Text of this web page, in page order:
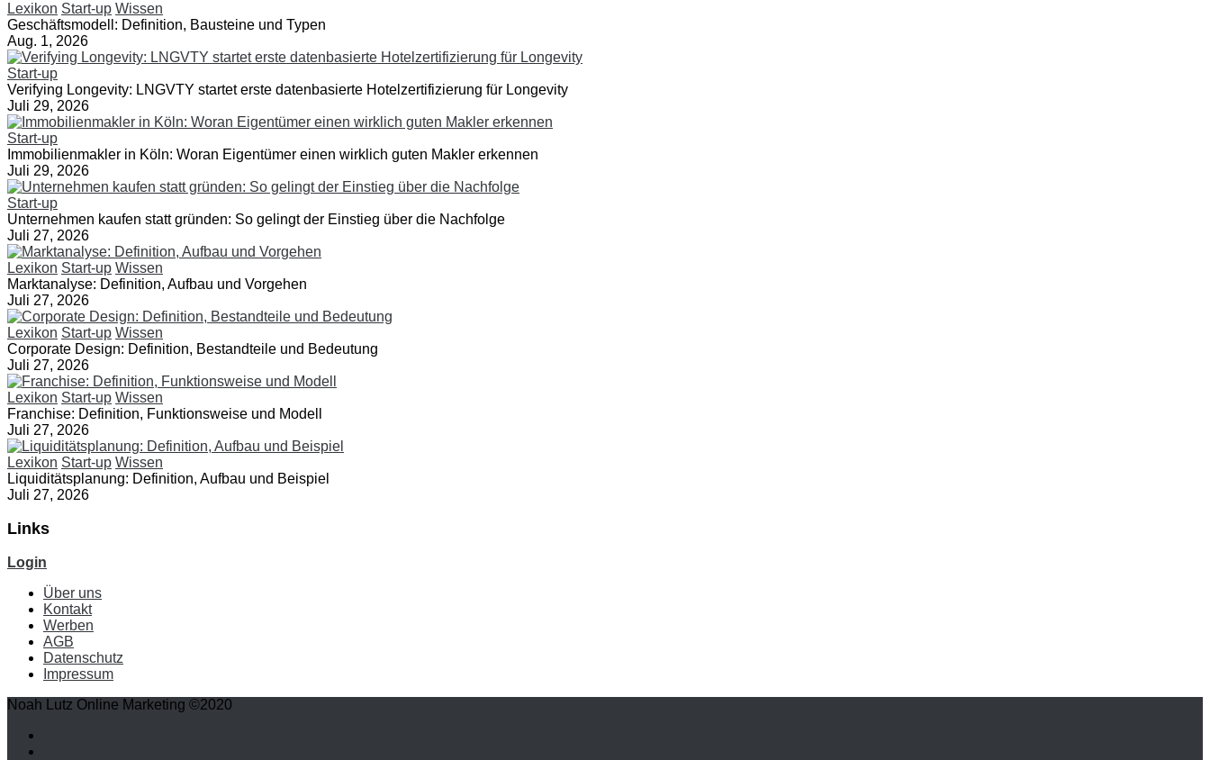
Lexikon Start-up Wissen
Geschäftsmodell: Definition, Bausteine und Typen
Aug. 1, 2026
Start-up
Verifying Longevity: LNGVTY startet erste datenbasierte Hotelzertifizierung für Longevity
Juli 29, 2026
Start-up
Immobilienmakler in Köln: Woran Eigentümer einen wirklich guten Makler erkennen
Juli 29, 2026
Start-up
Unternehmen kaufen statt gründen: So gelingt der Einstieg über die Nachfolge
Juli 27, 2026
Lexikon Start-up Wissen
Marktanalyse: Definition, Aufbau und Vorgehen
Juli 27, 2026
Lexikon Start-up Wissen
Corporate Design: Definition, Bestandteile und Bedeutung
Juli 27, 2026
Lexikon Start-up Wissen
Franchise: Definition, Funktionsweise und Modell
Juli 27, 2026
Lexikon Start-up Wissen
Liquiditätsplanung: Definition, Aufbau und Beispiel
Juli 27, 2026
Links
Login
Über uns
Kontakt
Werben
AGB
Datenschutz
Impressum
Noah Lutz Online Marketing ©2020